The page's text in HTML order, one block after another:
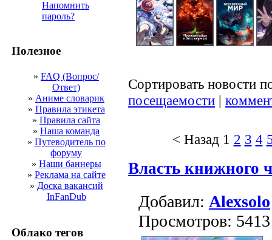
Напомнить
пароль?
Полезное
» FAQ (Вопрос/
Ответ)
» Аниме словарик
» Правила этикета
» Правила сайта
» Наша команда
» Путеводитель по
форуму
» Наши баннеры
» Реклама на сайте
» Доска вакансий
InFanDub
Облако тегов
Сортировать новости
посещаемости |
< Назад 1 2 3 4
Власть книжного
Добавил: Alexsolo
Просмотров: 5413